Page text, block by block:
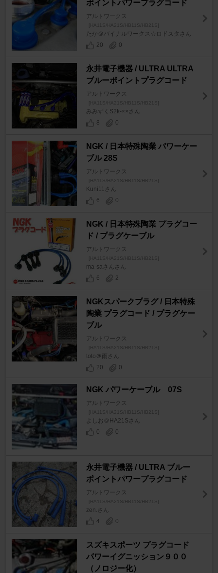
ポイントパワープラグコード
アルトワークス
[HA11S/HA21S/HB11S/HB21S]
たか＠バイナルワークス☆ロドスタさん
20
0
永井電子機器 / ULTRA ULTRA
ブルーポイントプラグコード
アルトワークス
[HA11S/HA21S/HB11S/HB21S]
みみずくS2k-××さん
8
0
NGK / 日本特殊陶業 パワーケー
ブル 28S
アルトワークス
[HA11S/HA21S/HB11S/HB21S]
Kuni11さん
6
0
NGK / 日本特殊陶業 プラグコー
ド / プラグケーブル
アルトワークス
[HA11S/HA21S/HB11S/HB21S]
ma-saさんさん
6
2
NGKスパークプラグ / 日本特殊
陶業 プラグコード / プラグケー
ブル
アルトワークス
[HA11S/HA21S/HB11S/HB21S]
toto＠雨さん
20
0
NGK パワーケーブル 07S
アルトワークス
[HA11S/HA21S/HB11S/HB21S]
よしお＠HA21Sさん
0
0
永井電子機器 / ULTRA ブルー
ポイントパワープラグコード
アルトワークス
[HA11S/HA21S/HB11S/HB21S]
zen.さん
4
0
スズキスポーツ プラグコード
パワーイグニッション９００
（ノロジー化）